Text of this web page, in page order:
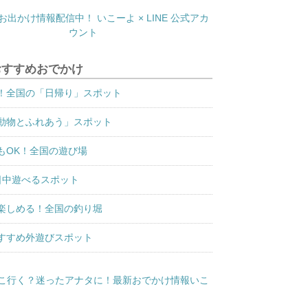
すめおでかけ
全国の「日帰り」スポット
物とふれあう」スポット
OK！全国の遊び場
遊べるスポット
しめる！全国の釣り堀
すめ外遊びスポット